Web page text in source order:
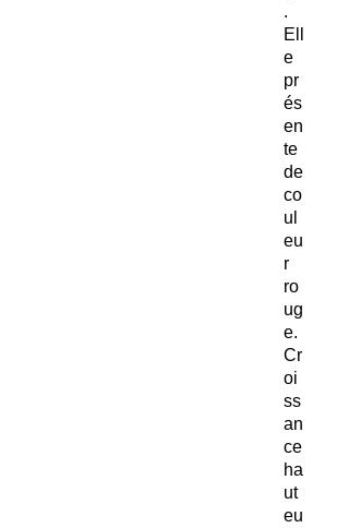
.
Ell
e
pr
és
en
te
de
co
ul
eu
r
ro
ug
e.
Cr
oi
ss
an
ce
ha
ut
eu